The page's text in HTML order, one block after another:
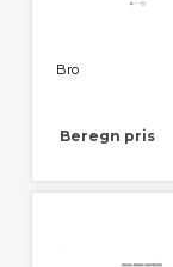
Bro
Beregn pris